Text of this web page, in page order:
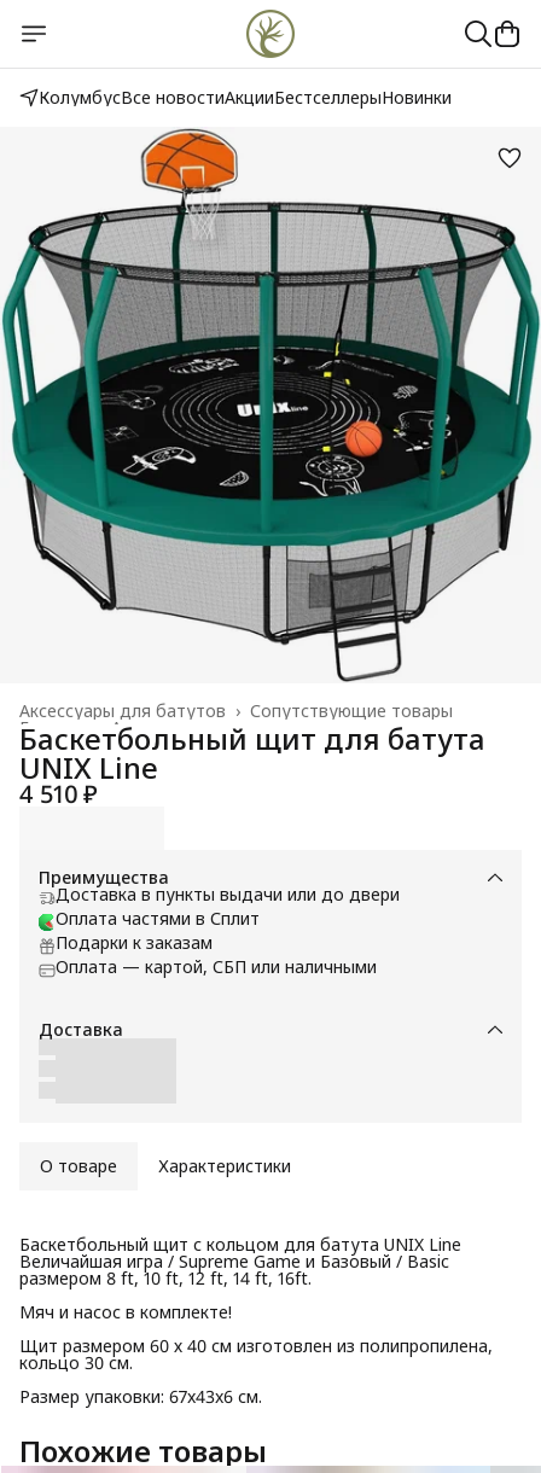
КолумбусВсе новостиАкцииБестселлерыНовинки
Сопутствующие товары
Аксессуары для батутов ›
Аксессуары
Главная
Баскетбольный щит для батута
UNIX Line
4 510 ₽
Преимущества
Доставка в пункты выдачи или до двери
Оплата частями в Сплит
Подарки к заказам
Оплата — картой, СБП или наличными
Доставка
О товаре Характеристики
Баскетбольный щит с кольцом для батута UNIX Line
Величайшая игра / Supreme Game и Базовый / Basic
размером 8 ft, 10 ft, 12 ft, 14 ft, 16ft.
Мяч и насос в комплекте!
Щит размером 60 х 40 см изготовлен из полипропилена,
кольцо 30 см.
Размер упаковки: 67x43x6 см.
Похожие товары